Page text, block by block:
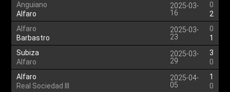
Anguiano
Alfaro
2025-03-
16
0
2
Alfaro
Barbastro
2025-03-
23
0
1
Subiza
Alfaro
2025-03-
29
3
0
Alfaro
Real Sociedad III
2025-04-
05
1
0